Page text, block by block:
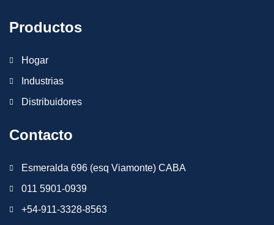
Productos
Hogar
Industrias
Distribuidores
Contacto
Esmeralda 696 (esq Viamonte) CABA
011 5901-0939
+54-911-3328-8563